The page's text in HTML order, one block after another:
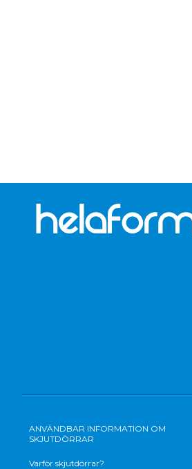
ANVÄNDBAR INFORMATION OM
SKJUTDÖRRAR
Varför skjutdörrar?